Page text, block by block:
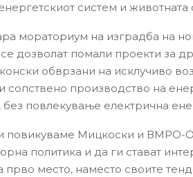
систем и животната
мораториум на изградба на
дозволат помали проекти за
обврзани на исклучиво
сопствено производство на
без повлекување електрична
повикуваме Мицкоски и ВМРО-
политика и да ги стават
прво место, наместо своите